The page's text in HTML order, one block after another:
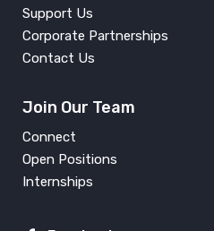
Support Us
Corporate Partnerships
Contact Us
Join Our Team
Connect
Open Positions
Internships